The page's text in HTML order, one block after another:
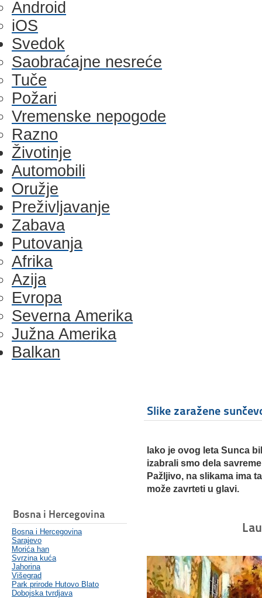
Android
iOS
Svedok
Saobraćajne nesreće
Tuče
Požari
Vremenske nepogode
Razno
Životinje
Automobili
Oružje
Preživljavanje
Zabava
Putovanja
Afrika
Azija
Evropa
Severna Amerika
Južna Amerika
Balkan
Bosna i Hercegovina
Bosna i Hercegovina
Sarajevo
Morića han
Svrzina kuća
Jahorina
Višegrad
Park prirode Hutovo Blato
Dobojska tvrdjava
Slike zaražene
Iako je ovog leta Sunca
izabrali smo dela
Pažljivo, na slikama ima
može zavrteti u glavi.